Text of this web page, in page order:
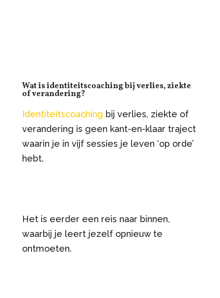
Wat is identiteitscoaching bij verlies, ziekte
of verandering?
Identiteitscoaching bij verlies, ziekte of
verandering is geen kant-en-klaar traject
waarin je in vijf sessies je leven ‘op orde’
hebt.
Het is eerder een reis naar binnen,
waarbij je leert jezelf opnieuw te
ontmoeten.